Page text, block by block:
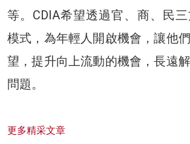
等。CDIA希望透過官、商、民
模式，為年輕人開啟機會，讓他
望，提升向上流動的機會，長遠
問題。
更多精采文章